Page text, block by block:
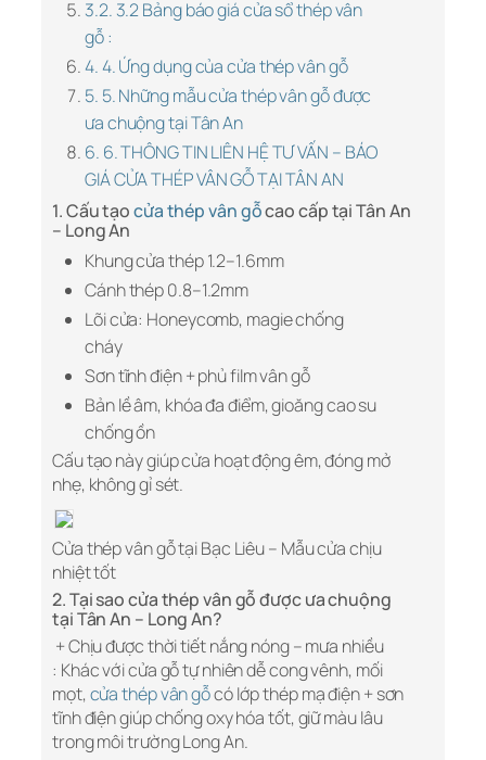
3.2. 3.2 Bảng báo giá cửa sổ thép vân
gỗ :
4. 4. Ứng dụng của cửa thép vân gỗ
5. 5. Những mẫu cửa thép vân gỗ được
ưa chuộng tại Tân An
6. 6. THÔNG TIN LIÊN HỆ TƯ VẤN – BÁO
GIÁ CỬA THÉP VÂN GỖ TẠI TÂN AN
1. Cấu tạocửa thép vân gỗcao cấp tại Tân An
– Long An
Khung cửa thép 1.2–1.6mm
Cánh thép 0.8–1.2mm
Lõi cửa: Honeycomb, magie chống
cháy
Sơn tĩnh điện + phủ film vân gỗ
Bản lề âm, khóa đa điểm, gioăng cao su
chống ồn
Cấu tạo này giúp cửa hoạt động êm, đóng mở
nhẹ, không gỉ sét.
Cửa thép vân gỗ tại Bạc Liêu – Mẫu cửa chịu
nhiệt tốt
2. Tại sao cửa thép vân gỗ được ưa chuộng
tại Tân An – Long An?
+ Chịu được thời tiết nắng nóng – mưa nhiều
: Khác với cửa gỗ tự nhiên dễ cong vênh, mối
mọt, cửa thép vân gỗcó lớp thép mạ điện + sơn
tĩnh điện giúp chống oxy hóa tốt, giữ màu lâu
trong môi trường Long An.